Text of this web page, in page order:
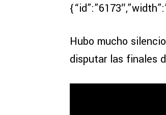
Hubo mucho
disputar las finales